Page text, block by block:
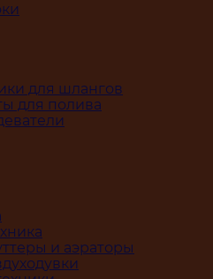
для шлангов
для полива
и аэраторы